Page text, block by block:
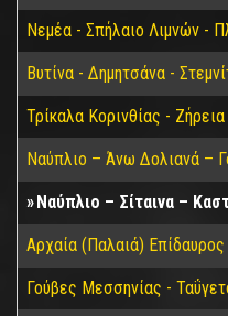
Νεμέα - Σπήλαιο Λιμνών -
Βυτίνα - Δημητσάνα -
Τρίκαλα Κορινθίας - Ζήρεια
Ναύπλιο – Άνω Δολιανά –
Ναύπλιο – Σίταινα –
Αρχαία (Παλαιά)
Γούβες Μεσσηνίας -